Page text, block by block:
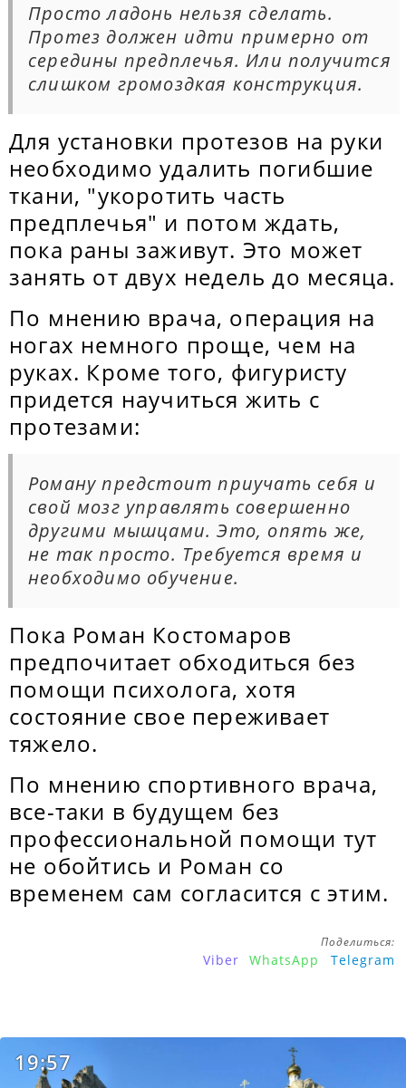
Просто ладонь нельзя сделать.
Протез должен идти примерно от
середины предплечья. Или получится
слишком громоздкая конструкция.
Для установки протезов на руки
необходимо удалить погибшие
ткани, "укоротить часть
предплечья" и потом ждать,
пока раны заживут. Это может
занять от двух недель до месяца.
По мнению врача, операция на
ногах немного проще, чем на
руках. Кроме того, фигуристу
придется научиться жить с
протезами:
Роману предстоит приучать себя и
свой мозг управлять совершенно
другими мышцами. Это, опять же,
не так просто. Требуется время и
необходимо обучение.
Пока Роман Костомаров
предпочитает обходиться без
помощи психолога, хотя
состояние свое переживает
тяжело.
По мнению спортивного врача,
все-таки в будущем без
профессиональной помощи тут
не обойтись и Роман со
временем сам согласится с этим.
Поделиться:
Viber WhatsApp Telegram
19:57